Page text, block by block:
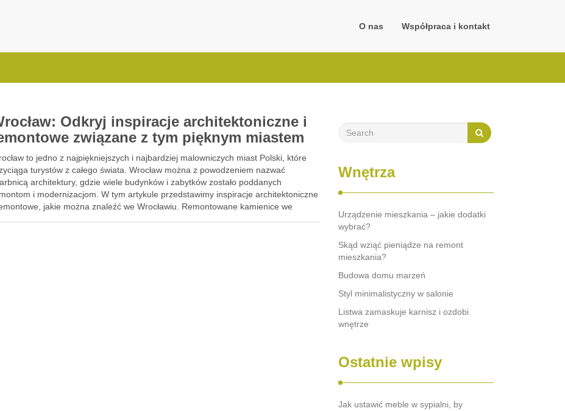
O nas Współpraca i kontakt
Odkryj inspiracje architektoniczne i
związane z tym pięknym miastem
to jedno z najpiękniejszych i najbardziej malowniczych miast Polski, które
turystów z całego świata. Wrocław można z powodzeniem nazwać
architektury, gdzie wiele budynków i zabytków zostało poddanych
i modernizacjom. W tym artykule przedstawimy inspiracje architektoniczne
jakie można znaleźć we Wrocławiu. Remontowane kamienice we
Wnętrza
Urządzenie mieszkania – jakie dodatki
wybrać?
Skąd wziąć pieniądze na remont
mieszkania?
Budowa domu marzeń
Styl minimalistyczny w salonie
Listwa zamaskuje karnisz i ozdobi
wnętrze
Ostatnie wpisy
Jak ustawić meble w sypialni, by